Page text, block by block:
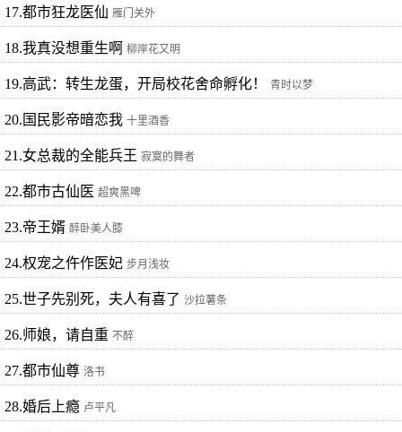
17.都市狂龙医仙 雁门关外
18.我真没想重生啊 柳岸花又明
19.高武：转生龙蛋，开局校花舍命孵化！ 青时以梦
20.国民影帝暗恋我 十里酒香
21.女总裁的全能兵王 寂寞的舞者
22.都市古仙医 超爽黑啤
23.帝王婿 醉卧美人膝
24.权宠之仵作医妃 步月浅妆
25.世子先别死，夫人有喜了 沙拉薯条
26.师娘，请自重 不醉
27.都市仙尊 洛书
28.婚后上瘾 卢平凡